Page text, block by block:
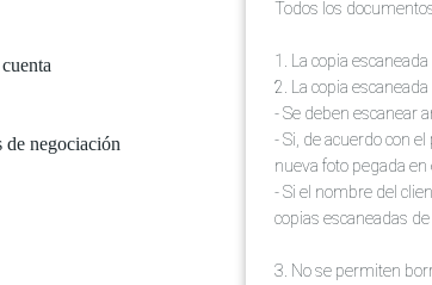
de negociación
Todos los
1. La copia
2. La copia
- Se deben escanear
- Si, de acuerdo con
nueva foto pegada
- Si el nombre del
copias escaneadas
3. No se permiten